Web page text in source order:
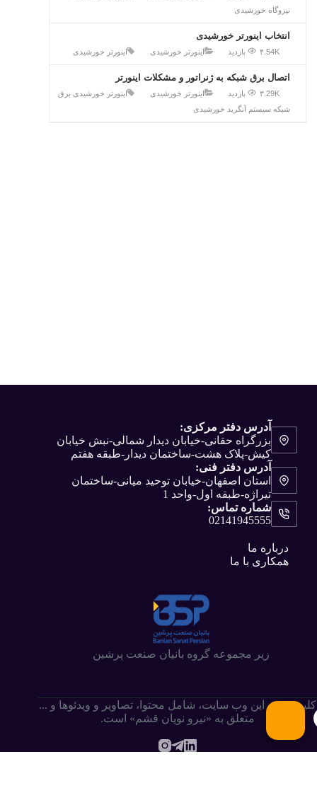
نیروگاه خورشیدی
انتخاب اینورتر خورشیدی
۴.54K بازدید اینورتر خورشیدی اینورتر خورشیدی
اتصال برق شبکه به ژنراتور و مشکلات اینورتر
۳.29K بازدید اینورتر خورشیدی اینورتر خورشیدی برق
شبکه سیستم آنگرید خورشیدی
آدرس دفتر مرکزی:
بزرگراه حقانی-خیابان دیدار شمالی-نبش خیابان
کیش-پلاک هشت-ساختمان دیدار-طبقه هفتم
آدرس دفتر فنی:
استان اصفهان-خیابان توحید میانی-ساختمان
تیراژه-طبقه اول-واحد 1
شماره تماس:
02141945555
درباره ما
همکاری با ما
زیر مجموعه گروه بانیان صنعت پرشین
کلیه حقوق این وب سایت،‌ شامل محتوا، تصاویر و ویدئوها و ...
متعلق به «نیرو نویان قشم» است.